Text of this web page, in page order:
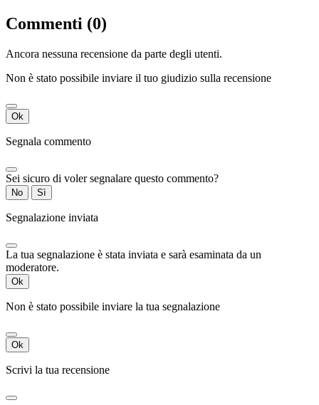
Commenti (0)
Ancora nessuna recensione da parte degli utenti.
Non è stato possibile inviare il tuo giudizio sulla recensione
Ok
Segnala commento
Sei sicuro di voler segnalare questo commento?
No Sì
Segnalazione inviata
La tua segnalazione è stata inviata e sarà esaminata da un
moderatore.
Ok
Non è stato possibile inviare la tua segnalazione
Ok
Scrivi la tua recensione